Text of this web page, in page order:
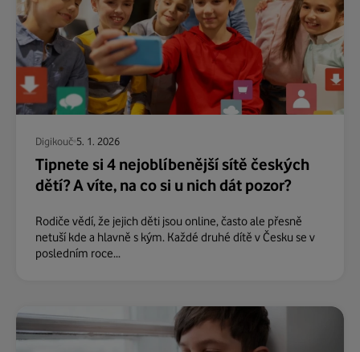
Digikouč 5. 1. 2026
Tipnete si 4 nejoblíbenější sítě českých
dětí? A víte, na co si u nich dát pozor?
Rodiče vědí, že jejich děti jsou online, často ale přesně
netuší kde a hlavně s kým. Každé druhé dítě v Česku se v
posledním roce...